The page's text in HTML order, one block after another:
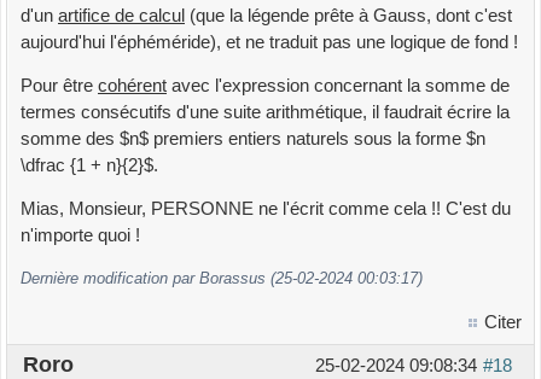
d'un artifice de calcul (que la légende prête à Gauss, dont c'est
aujourd'hui l'éphéméride), et ne traduit pas une logique de fond !
Pour être cohérent avec l'expression concernant la somme de
termes consécutifs d'une suite arithmétique, il faudrait écrire la
somme des $n$ premiers entiers naturels sous la forme $n
\dfrac {1 + n}{2}$.
Mias, Monsieur, PERSONNE ne l'écrit comme cela !! C'est du
n'importe quoi !
Dernière modification par Borassus (25-02-2024 00:03:17)
Citer
#18
25-02-2024 09:08:34
Roro